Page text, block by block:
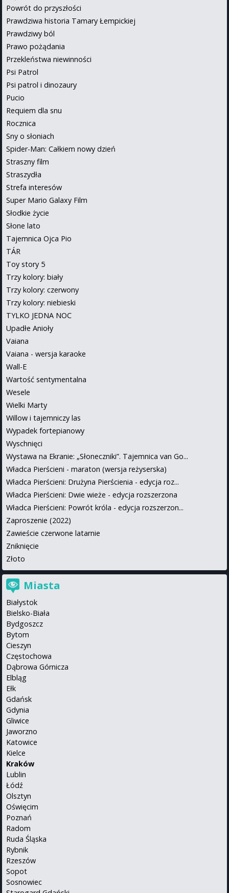
Powrót do przyszłości
Prawdziwa historia Tamary Łempickiej
Prawdziwy ból
Prawo pożądania
Przekleństwa niewinności
Psi Patrol
Psi patrol i dinozaury
Pucio
Requiem dla snu
Rocznica
Sny o słoniach
Spider-Man: Całkiem nowy dzień
Straszny film
Straszydła
Strefa interesów
Super Mario Galaxy Film
Słodkie życie
Słone lato
Tajemnica Ojca Pio
TÁR
Toy story 5
Trzy kolory: biały
Trzy kolory: czerwony
Trzy kolory: niebieski
TYLKO JEDNA NOC
Upadłe Anioły
Vaiana
Vaiana - wersja karaoke
Wall-E
Wartość sentymentalna
Wesele
Wielki Marty
Willow i tajemniczy las
Wypadek fortepianowy
Wyschnięci
Wystawa na Ekranie: „Słoneczniki”. Tajemnica van Go...
Władca Pierścieni - maraton (wersja reżyserska)
Władca Pierścieni: Drużyna Pierścienia - edycja roz...
Władca Pierścieni: Dwie wieże - edycja rozszerzona
Władca Pierścieni: Powrót króla - edycja rozszerzon...
Zaproszenie (2022)
Zawieście czerwone latarnie
Zniknięcie
Złoto
Miasta
Białystok
Bielsko-Biała
Bydgoszcz
Bytom
Cieszyn
Częstochowa
Dąbrowa Górnicza
Elbląg
Ełk
Gdańsk
Gdynia
Gliwice
Jaworzno
Katowice
Kielce
Kraków
Lublin
Łódź
Olsztyn
Oświęcim
Poznań
Radom
Ruda Śląska
Rybnik
Rzeszów
Sopot
Sosnowiec